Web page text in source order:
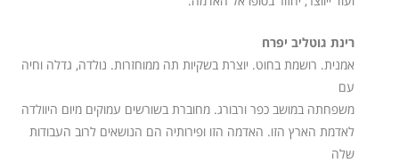
רינת גוטליב יפרח
אמנית. רושמת בחוט. יוצרת בשקיות תה ממוחזרות. נולדה, גדלה וחיה
עם
משפחתה במושב כפר ורבורג. מחוברת בשורשים עמוקים מיום היוולדה
לאדמת הארץ הזו. האדמה הזו ופירותיה הם הנושאים לרוב העבודות
שלה